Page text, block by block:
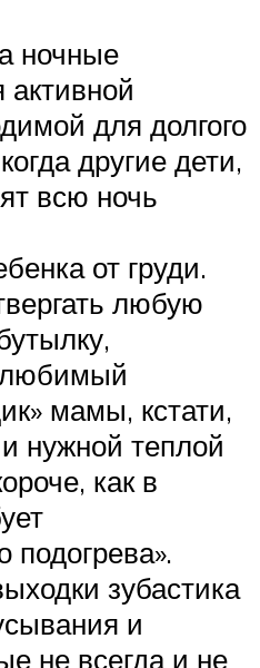
ночные
для долгого
другие дети,
всю ночь
от груди.
любую
мамы, кстати,
нужной теплой
как в
подогрева».
зубастика
и
не всегда и не